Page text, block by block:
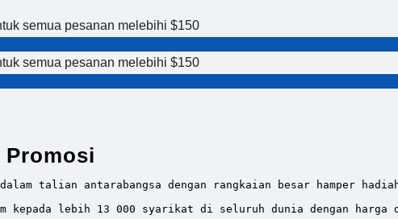
semua pesanan melebihi $150
semua pesanan melebihi $150
Promosi
talian antarabangsa dengan rangkaian besar hamper
kepada lebih 13 000 syarikat di seluruh dunia dengan